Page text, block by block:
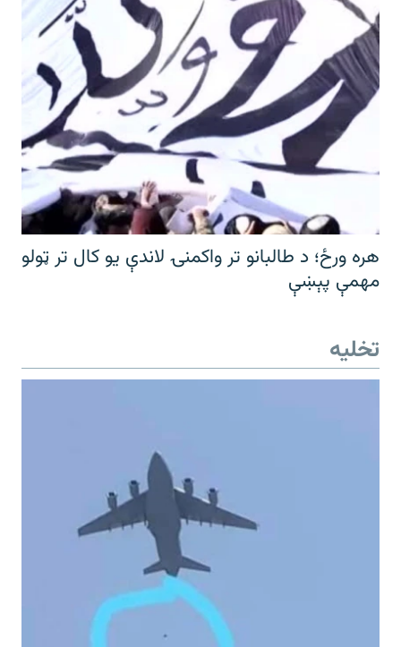
هره ورځ؛ د طالبانو تر واکمنۍ لاندې یو کال تر ټولو
مهمې پېښې
تخلیه